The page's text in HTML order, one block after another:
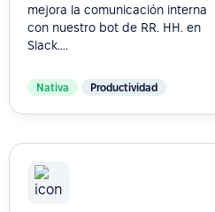
mejora la comunicación interna
con nuestro bot de RR. HH. en
Slack....
Nativa Productividad